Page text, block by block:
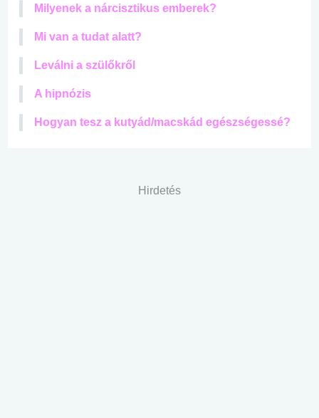
Milyenek a nárcisztikus emberek?
Mi van a tudat alatt?
Leválni a szülőkről
A hipnózis
Hogyan tesz a kutyád/macskád egészségessé?
Hirdetés